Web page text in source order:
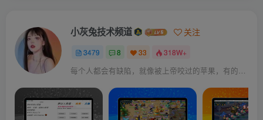
小灰兔技术频道 关注
3479 8 33 318W+
每个人都会有缺陷，就像被上帝咬过的苹果，有的人缺陷比较大，正是因为上帝特别喜欢他的芬芳